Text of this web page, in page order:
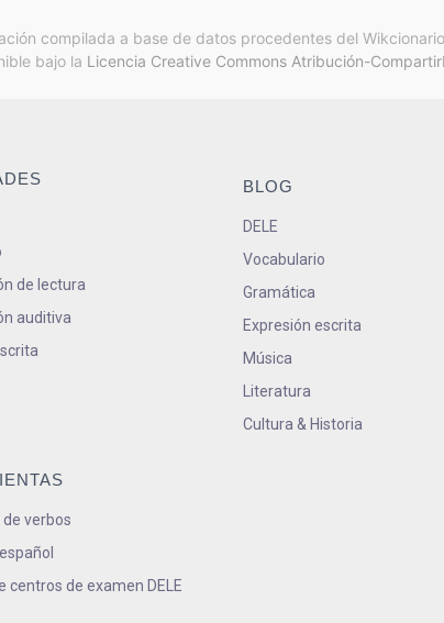
compilada a base de datos procedentes del
bajo la Licencia Creative Commons Atribución-
de lectura
auditiva
verbos
centros de examen DELE
BLOG
DELE
Vocabulario
Gramática
Expresión escrita
Música
Literatura
Cultura & Historia